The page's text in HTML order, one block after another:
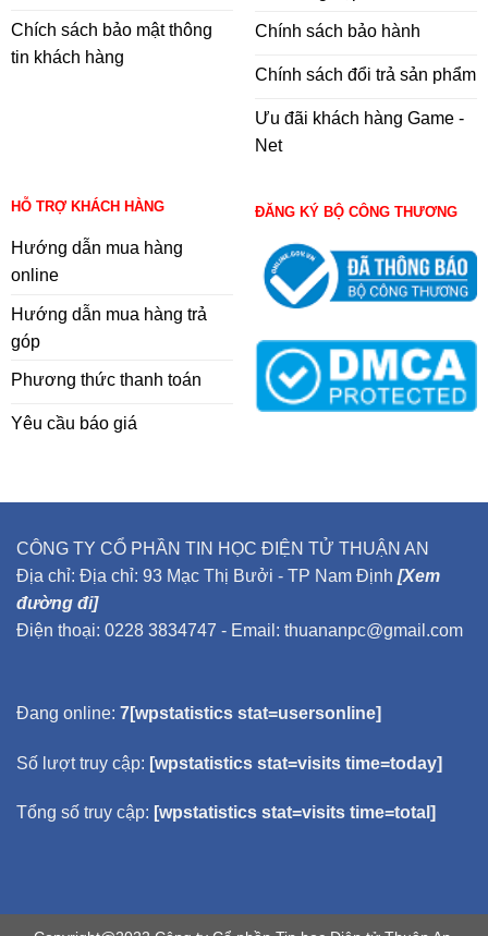
Chích sách bảo mật thông
tin khách hàng
Chính sách bảo hành
Chính sách đổi trả sản phẩm
Ưu đãi khách hàng Game -
Net
HỖ TRỢ KHÁCH HÀNG
Hướng dẫn mua hàng
online
Hướng dẫn mua hàng trả
góp
Phương thức thanh toán
Yêu cầu báo giá
ĐĂNG KÝ BỘ CÔNG THƯƠNG
CÔNG TY CỔ PHẦN TIN HỌC ĐIỆN TỬ THUẬN AN
Địa chỉ: Địa chỉ: 93 Mạc Thị Bưởi - TP Nam Định [Xem
đường đi]
Điện thoại: 0228 3834747 - Email: thuananpc@gmail.com
Đang online: 7[wpstatistics stat=usersonline]
Số lượt truy cập: [wpstatistics stat=visits time=today]
Tổng số truy cập: [wpstatistics stat=visits time=total]